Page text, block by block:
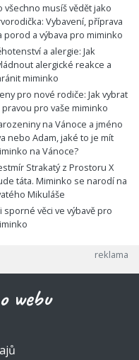
všechno musíš vědět jako
Vybavení, příprava
porod a výbava pro miminko
a alergie: Jak
alergické reakce a
miminko
pro nové rodiče: Jak vybrat
pro vaše miminko
na Vánoce a jméno
nebo Adam, jaké to je mít
na Vánoce?
Strakatý z Prostoru X
táta. Miminko se narodí na
Mikuláše
sporné věci ve výbavě pro
webu